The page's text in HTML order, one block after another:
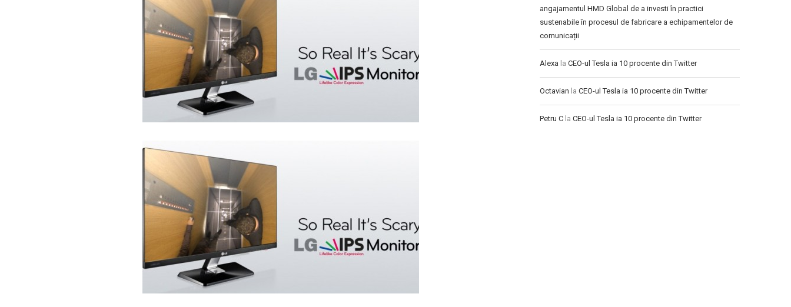
angajamentul HMD Global de a investi în practici
sustenabile în procesul de fabricare a echipamentelor de
comunicații
Alexa la CEO-ul Tesla ia 10 procente din Twitter
Octavian la CEO-ul Tesla ia 10 procente din Twitter
Petru C la CEO-ul Tesla ia 10 procente din Twitter